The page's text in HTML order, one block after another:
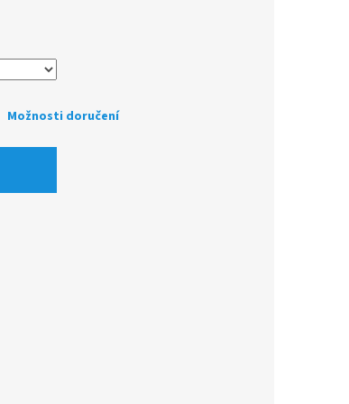
Možnosti doručení